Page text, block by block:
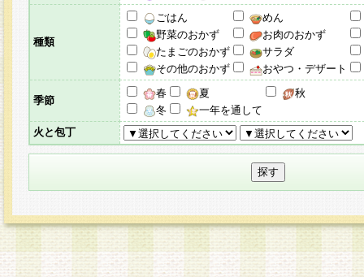
種類
ごはん
めん
野菜のおかず
お肉のおかず
たまごのおかず
サラダ
その他のおかず
おやつ・デザート
季節
春 夏
秋
冬
一年を通して
火と包丁